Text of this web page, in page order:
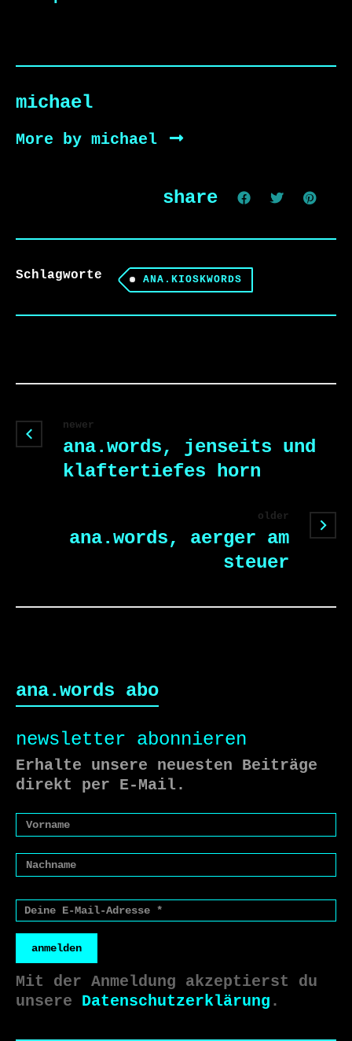
michael
More by michael
share
Schlagworte ANA.KIOSKWORDS
newer
ana.words, jenseits und
klaftertiefes horn
older
ana.words, aerger am
steuer
ana.words abo
newsletter abonnieren
Erhalte unsere neuesten Beiträge
direkt per E-Mail.
anmelden
Mit der Anmeldung akzeptierst du
unsere Datenschutzerklärung .